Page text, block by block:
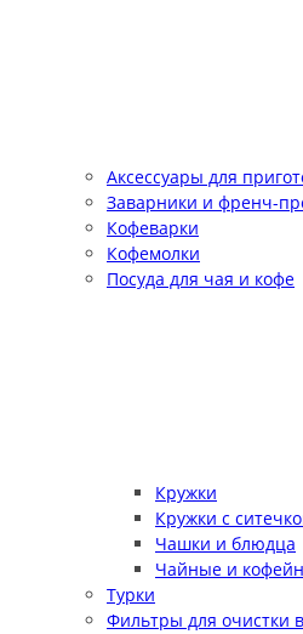
Аксессуары для
Заварники и френч-
Кофеварки
Кофемолки
Посуда для чая и кофе
Кружки
Кружки с
Чашки и блюдца
Чайные и
Турки
Фильтры для очистки